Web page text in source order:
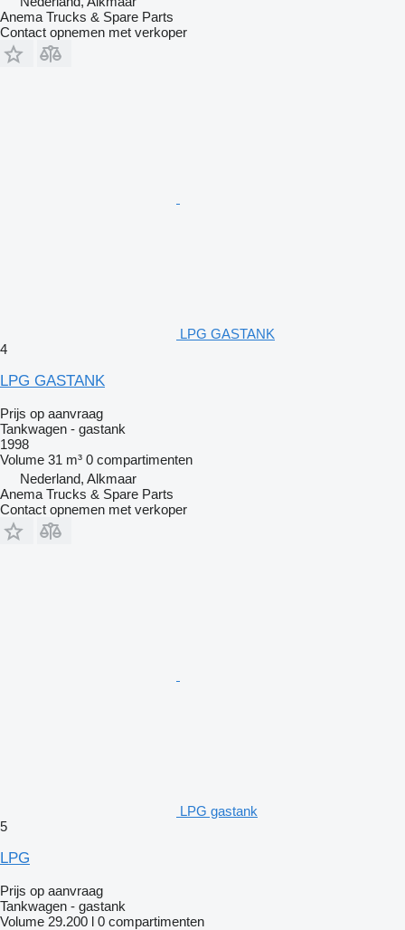
Anema Trucks & Spare Parts
Contact opnemen met verkoper
LPG GASTANK
4
LPG GASTANK
Prijs op aanvraag
Tankwagen - gastank
1998
Volume 31 m³ 0 compartimenten
Nederland, Alkmaar
Anema Trucks & Spare Parts
Contact opnemen met verkoper
LPG gastank
5
LPG
Prijs op aanvraag
Tankwagen - gastank
Volume 29.200 l 0 compartimenten